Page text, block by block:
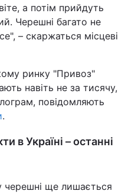
а потім прийдуть
Черешні багато не
– скаржаться місцеві
ринку "Привоз"
навіть не за тисячу,
повідомляють
.
в Україні – останні
черешні ще лишається